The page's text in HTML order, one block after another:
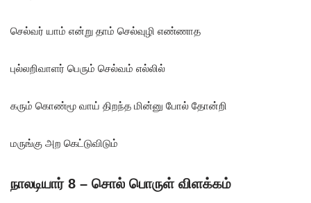
செல்வர் யாம் என்று தாம் செல்வுழி எண்ணாத
புல்லறிவாளர் பெரும் செல்வம் எல்லில்
கரும் கொண்மூ வாய் திறந்த மின்னு போல் தோன்றி
மருங்கு அற கெட்டுவிடும்
நாலடியார் 8 – சொல் பொருள் விளக்கம்